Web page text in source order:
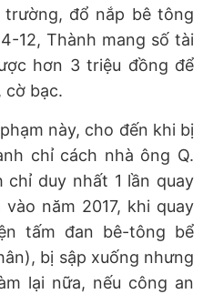
trường, đổ nắp bê tông
12, Thành mang số tài
hơn 3 triệu đồng để
cờ bạc.
này, cho đến khi bị
chỉ cách nhà ông Q.
chỉ duy nhất 1 lần quay
năm 2017, khi quay
tấm đan bê-tông bể
bị sập xuống nhưng
lại nữa, nếu công an